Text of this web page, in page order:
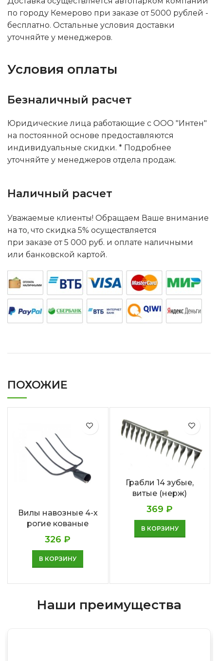
по городу Кемерово при заказе от 5000 рублей -
бесплатно. Остальные условия доставки
уточняйте у менеджеров.
Условия оплаты
Безналичный расчет
Юридические лица работающие с ООО "Интен"
на постоянной основе предоставляются
индивидуальные скидки. * Подробнее
уточняйте у менеджеров отдела продаж.
Наличный расчет
Уважаемые клиенты! Обращаем Ваше внимание
на то, что скидка 5% осуществляется
при заказе от 5 000 руб. и оплате наличными
или банковской картой.
ПОХОЖИЕ
Вилы навозные 4-х
рогие кованые
326₽
В КОРЗИНУ
Грабли 14 зубые,
витые (нерж)
369₽
В КОРЗИНУ
Наши преимущества